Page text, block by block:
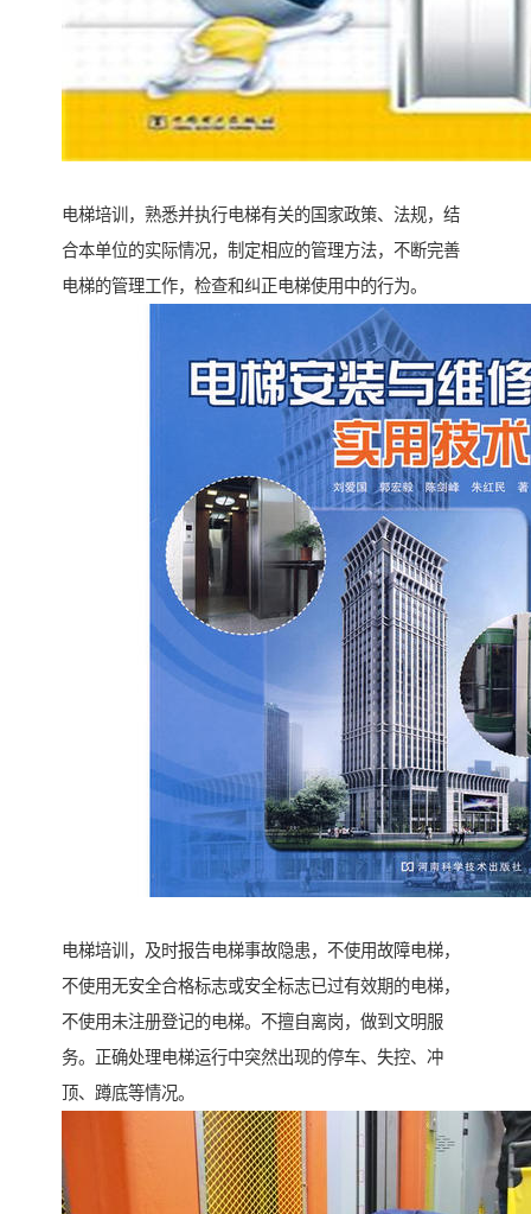
电梯培训，熟悉并执行电梯有关的国家政策、法规，结
合本单位的实际情况，制定相应的管理方法，不断完善
电梯的管理工作，检查和纠正电梯使用中的行为。
电梯培训，及时报告电梯事故隐患，不使用故障电梯，
不使用无安全合格标志或安全标志已过有效期的电梯，
不使用未注册登记的电梯。不擅自离岗，做到文明服
务。正确处理电梯运行中突然出现的停车、失控、冲
顶、蹲底等情况。